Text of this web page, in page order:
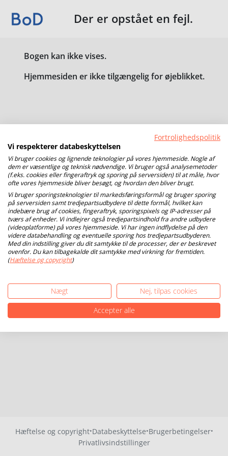
Der er opstået en fejl.
Bogen kan ikke vises.
Hjemmesiden er ikke tilgængelig for øjeblikket.
Hæftelse og copyright·Databeskyttelse·Brugerbetingelser·
Privatlivsindstillinger
Fortrolighedspolitik
Vi respekterer databeskyttelsen
Vi bruger cookies og lignende teknologier på vores hjemmeside. Nogle af
dem er væsentlige og teknisk nødvendige. Vi bruger også analysemetoder
(f.eks. cookies eller fingeraftryk og sporing på serversiden) til at måle, hvor
ofte vores hjemmeside bliver besøgt, og hvordan den bliver brugt.
Vi bruger sporingsteknologier til markedsføringsformål og bruger sporing
på serversiden samt tredjepartsudbydere til dette formål, hvilket kan
indebære brug af cookies, fingeraftryk, sporingspixels og IP-adresser på
tværs af enheder. Vi indlejrer også tredjepartsindhold fra andre udbydere
(videoplatforme) på vores hjemmeside. Vi har ingen indflydelse på den
videre databehandling og eventuelle sporing hos tredjepartsudbyderen.
Med din indstilling giver du dit samtykke til de processer, der er beskrevet
ovenfor. Du kan tilbagekalde dit samtykke med virkning for fremtiden.
(Hæftelse og copyright)
Nægt
Nej, tilpas cookies
Accepter alle